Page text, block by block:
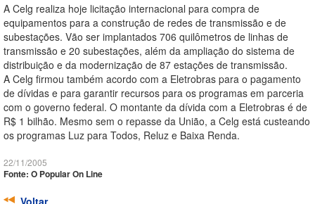
A Celg realiza hoje licitação internacional para compra de
equipamentos para a construção de redes de transmissão e de
subestações. Vão ser implantados 706 quilômetros de linhas de
transmissão e 20 subestações, além da ampliação do sistema de
distribuição e da modernização de 87 estações de transmissão.
A Celg firmou também acordo com a Eletrobras para o pagamento
de dívidas e para garantir recursos para os programas em parceria
com o governo federal. O montante da dívida com a Eletrobras é de
R$ 1 bilhão. Mesmo sem o repasse da União, a Celg está custeando
os programas Luz para Todos, Reluz e Baixa Renda.
22/11/2005
Fonte: O Popular On Line